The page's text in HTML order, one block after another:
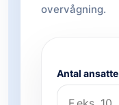
overvågning.
Antal ansatte